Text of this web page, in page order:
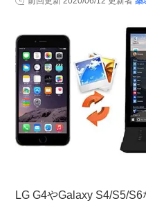
LG G4やGalaxy S4/S5/